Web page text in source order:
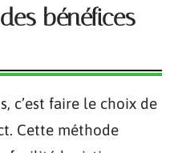
bénéfices
c’est faire le choix de
Cette méthode